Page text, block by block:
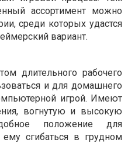
ассортимент можно
среди которых удастся
вариант.
длительного рабочего
и для домашнего
игрой. Имеют
вогнутую и высокую
положение для
сгибаться в грудном